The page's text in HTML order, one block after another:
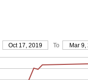
Oct 17, 2019 To Mar 9,